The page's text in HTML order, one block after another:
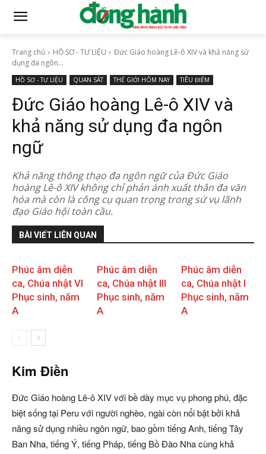
Trang chủ HỒ SƠ - TƯ LIỆU
Đức Giáo hoàng Lê-ô XIV và khả năng sử
dụng đa ngôn...
HỒ SƠ - TƯ LIỆU QUAN SÁT THẾ GIỚI HÔM NAY TIÊU ĐIỂM
Đức Giáo hoàng Lê-ô XIV và
khả năng sử dụng đa ngôn
ngữ
Khả năng thông thạo đa ngôn ngữ của Đức Giáo
hoàng Lê-ô XIV không chỉ phản ánh xuất thân đa văn
hóa mà còn là công cụ quan trọng trong sứ vụ lãnh
đạo Giáo hội toàn cầu.
BÀI VIẾT LIÊN QUAN
Phúc âm diễn
ca, Chúa nhật VI
Phục sinh, năm
A
Phúc âm diễn
ca, Chúa nhật III
Phục sinh, năm
A
Phúc âm diễn
ca, Chúa nhật I
Phục sinh, năm
A
Kim Điền
Đức Giáo hoàng Lê-ô XIV với bề dày mục vụ phong phú, đặc
biệt sống tại Peru với người nghèo, ngài còn nổi bật bởi khả
năng sử dụng nhiều ngôn ngữ, bao gồm tiếng Anh, tiếng Tây
Ban Nha, tiếng Ý, tiếng Pháp, tiếng Bồ Đào Nha cùng khả